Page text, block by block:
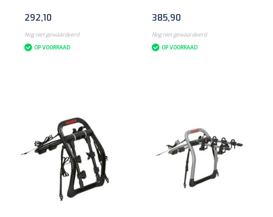
292,10
Nog niet gewaardeerd
OP VOORRAAD
385,90
Nog niet gewaardeerd
OP VOORRAAD